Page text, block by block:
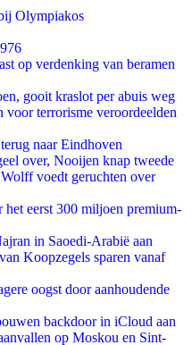
Olympiakos
op verdenking van beramen
gooit kraslot per abuis weg
voor terrorisme veroordeelden
naar Eindhoven
over, Nooijen knap tweede
voedt geruchten over
eerst 300 miljoen premium-
in Saoedi-Arabië aan
Koopzegels sparen vanaf
oogst door aanhoudende
backdoor in iCloud aan
op Moskou en Sint-